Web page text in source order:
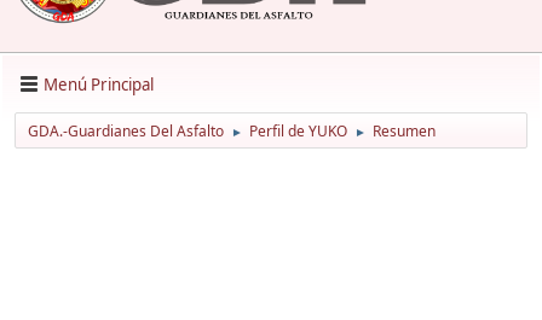
Menú Principal
GDA.-Guardianes Del Asfalto ► Perfil de YUKO ► Resumen